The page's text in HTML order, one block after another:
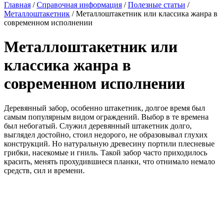
Главная /Справочная информация /Полезные статьи /
Металлоштакетник /Металлоштакетник или классика жанра в
современном исполнении
Металлоштакетник или
классика жанра в
современном исполнении
Деревянный забор, особенно штакетник, долгое время был
самым популярным видом ограждений. Выбор в те времена
был небогатый. Служил деревянный штакетник долго,
выглядел достойно, стоил недорого, не образовывал глухих
конструкций. Но натуральную древесину портили плесневые
грибки, насекомые и гниль. Такой забор часто приходилось
красить, менять прохудившиеся планки, что отнимало немало
средств, сил и времени.